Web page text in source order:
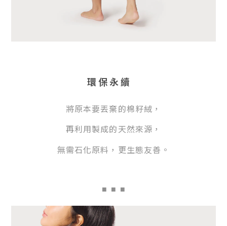
環保永續
將原本要丟棄的棉籽絨，
再利用製成的天然來源，
無需石化原料，更生態友善。
■ ■ ■